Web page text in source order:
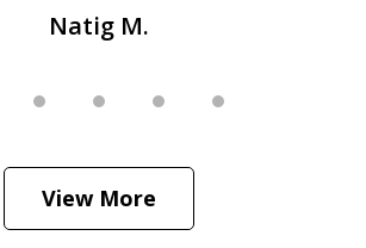
Natig M.
View More